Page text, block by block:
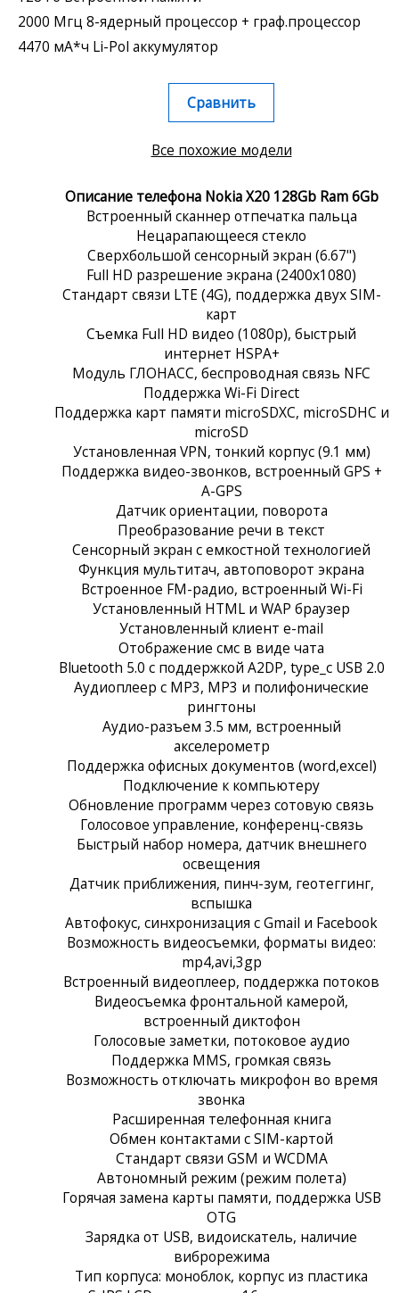
2000 Мгц 8-ядерный процессор + граф.процессор
4470 мА*ч Li-Pol аккумулятор
Сравнить
Все похожие модели
Описание телефона Nokia X20 128Gb Ram 6Gb
Встроенный сканнер отпечатка пальца
Нецарапающееся стекло
Сверхбольшой сенсорный экран (6.67")
Full HD разрешение экрана (2400x1080)
Стандарт связи LTE (4G), поддержка двух SIM-
карт
Съемка Full HD видео (1080p), быстрый
интернет HSPA+
Модуль ГЛОНАСС, беспроводная связь NFC
Поддержка Wi-Fi Direct
Поддержка карт памяти microSDXC, microSDHC и
microSD
Установленная VPN, тонкий корпус (9.1 мм)
Поддержка видео-звонков, встроенный GPS +
A-GPS
Датчик ориентации, поворота
Преобразование речи в текст
Сенсорный экран c емкостной технологией
Функция мультитач, автоповорот экрана
Встроенное FM-радио, встроенный Wi-Fi
Установленный HTML и WAP браузер
Установленный клиент e-mail
Отображение смс в виде чата
Bluetooth 5.0 с поддержкой A2DP, type_c USB 2.0
Аудиоплеер с MP3, MP3 и полифонические
рингтоны
Аудио-разъем 3.5 мм, встроенный
акселерометр
Поддержка офисных документов (word,excel)
Подключение к компьютеру
Обновление программ через сотовую связь
Голосовое управление, конференц-связь
Быстрый набор номера, датчик внешнего
освещения
Датчик приближения, пинч-зум, геотеггинг,
вспышка
Автофокус, синхронизация с Gmail и Facebook
Возможность видеосъемки, форматы видео:
mp4,avi,3gp
Встроенный видеоплеер, поддержка потоков
Видеосъемка фронтальной камерой,
встроенный диктофон
Голосовые заметки, потоковое аудио
Поддержка MMS, громкая связь
Возможность отключать микрофон во время
звонка
Расширенная телефонная книга
Обмен контактами с SIM-картой
Стандарт связи GSM и WCDMA
Автономный режим (режим полета)
Горячая замена карты памяти, поддержка USB
OTG
Зарядка от USB, видоискатель, наличие
виброрежима
Тип корпуса: моноблок, корпус из пластика